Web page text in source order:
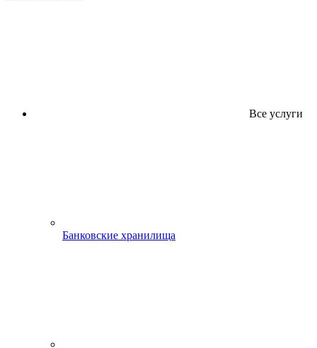
Все услуги
Банковские хранилища